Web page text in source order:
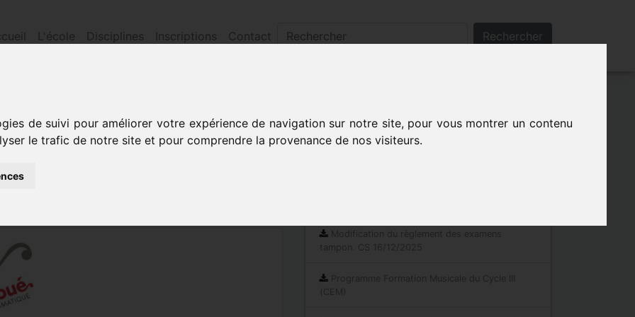
de suivi pour améliorer votre expérience de navigation sur notre site, pour vous montrer un contenu
le trafic de notre site et pour comprendre la provenance de nos visiteurs.
L'école Disciplines Inscriptions Contact Rechercher
VIOLON Les indispensables
Modification du règlement des examens
tampon. CS 16/12/2025
Programme Formation Musicale du Cycle III
(CEM)